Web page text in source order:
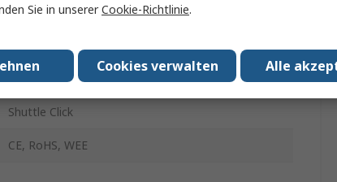
WLAN, GPS
Zusatzplatine
Shuttle Click
CE, RoHS, WEE
Sie in unsererCookie-Richtlinie.
Alle
Cookies verwalten